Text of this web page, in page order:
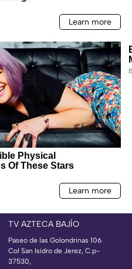
TV AZTECA BAJÍO
Paseo de las Golondrinas 106
Col San Isidro de Jerez, C.p-
37530,